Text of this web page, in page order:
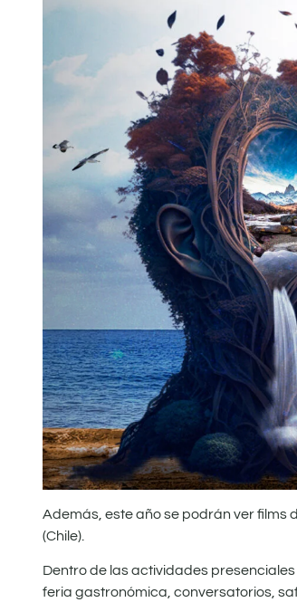
Además, este año se podrán ver films
(Chile).
Dentro de las actividades
feria gastronómica, conversatorios,